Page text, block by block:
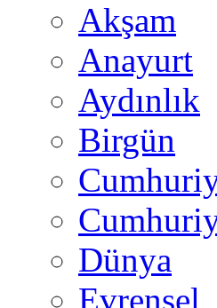
Akşam
Anayurt
Aydınlık
Birgün
Dünya
Evrensel